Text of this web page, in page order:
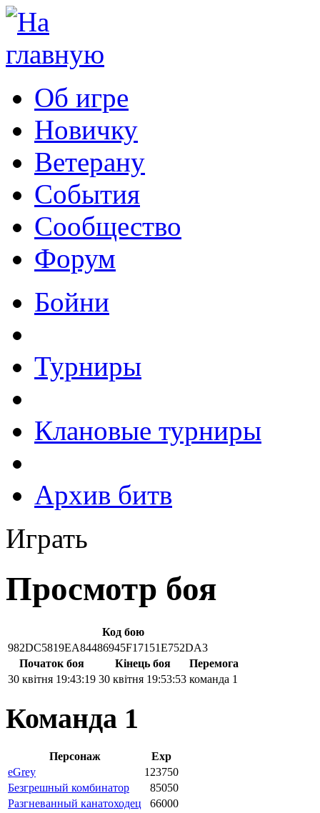
Об игре
Новичку
Ветерану
События
Сообщество
Форум
Бойни
Турниры
Клановые турниры
Архив битв
Играть
Просмотр боя
Код бою
982DC5819EA84486945F17151E752DA3
Початок боя
Кінець боя
Перемога
30 квітня 19:43:19 30 квітня 19:53:53 команда 1
Команда 1
Персонаж
Exp
eGrey
123750
Безгрешный комбинатор
85050
Разгневанный канатоходец
66000